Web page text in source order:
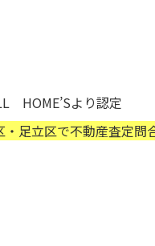
HOME’Sより認定
・足立区で不動産査定問